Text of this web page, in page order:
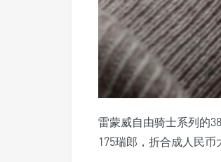
雷蒙威自由骑士系列的
175瑞郎，折合成人民币